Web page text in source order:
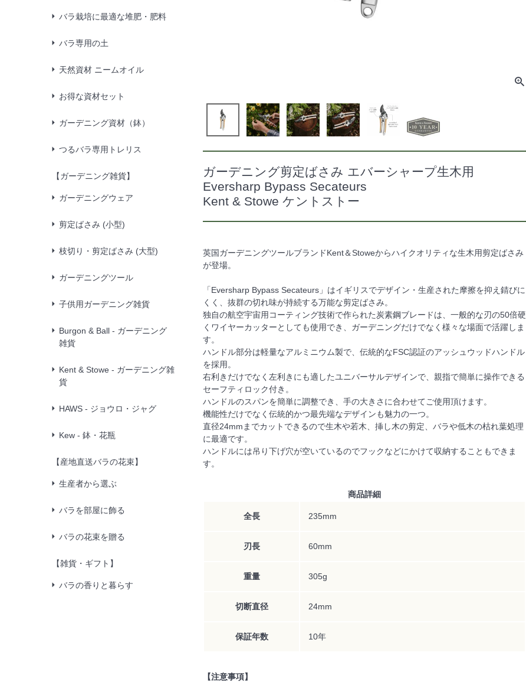
バラ栽培に最適な堆肥・肥料
バラ専用の土
天然資材 ニームオイル
お得な資材セット
ガーデニング資材（鉢）
つるバラ専用トレリス
【ガーデニング雑貨】
ガーデニングウェア
剪定ばさみ (小型)
枝切り・剪定ばさみ (大型)
ガーデニングツール
子供用ガーデニング雑貨
Burgon & Ball - ガーデニング
雑貨
Kent & Stowe - ガーデニング雑
貨
HAWS - ジョウロ・ジャグ
Kew - 鉢・花瓶
【産地直送バラの花束】
生産者から選ぶ
バラを部屋に飾る
バラの花束を贈る
【雑貨・ギフト】
バラの香りと暮らす
ガーデニング剪定ばさみ エバーシャープ生木用
Eversharp Bypass Secateurs
Kent & Stowe ケントストー
英国ガーデニングツールブランドKent＆Stoweからハイクオリティな生木用剪定ばさみ
が登場。
「Eversharp Bypass Secateurs」はイギリスでデザイン・生産された摩擦を抑え錆びに
くく、抜群の切れ味が持続する万能な剪定ばさみ。
独自の航空宇宙用コーティング技術で作られた炭素鋼ブレードは、一般的な刃の50倍硬
くワイヤーカッターとしても使用でき、ガーデニングだけでなく様々な場面で活躍しま
す。
ハンドル部分は軽量なアルミニウム製で、伝統的なFSC認証のアッシュウッドハンドル
を採用。
右利きだけでなく左利きにも適したユニバーサルデザインで、親指で簡単に操作できる
セーフティロック付き。
ハンドルのスパンを簡単に調整でき、手の大きさに合わせてご使用頂けます。
機能性だけでなく伝統的かつ最先端なデザインも魅力の一つ。
直径24mmまでカットできるので生木や若木、挿し木の剪定、バラや低木の枯れ葉処理
に最適です。
ハンドルには吊り下げ穴が空いているのでフックなどにかけて収納することもできま
す。
商品詳細
全長 235mm
刃長 60mm
重量 305g
切断直径 24mm
保証年数 10年
【注意事項】